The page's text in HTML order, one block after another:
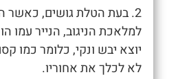
2. בעת הטלת גושים, כאשר
למלאכת הניגוב, הנייר עמו
יוצא יבש ונקי, כלומר כמו
לא לכלך את אחוריו.